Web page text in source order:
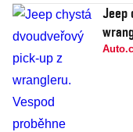
Jeep